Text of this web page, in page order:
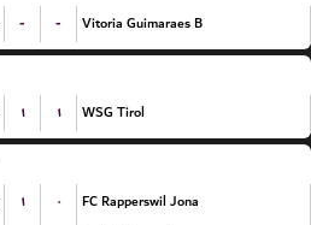
- - Vitoria Guimaraes B
۱ ۱ WSG Tirol
۱ ۰
FC Rapperswil Jona